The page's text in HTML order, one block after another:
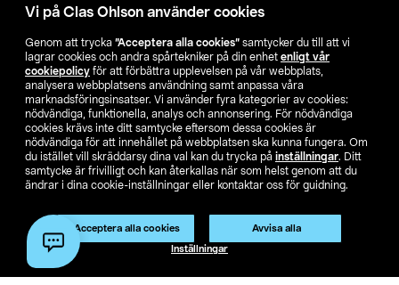
Vi på Clas Ohlson använder cookies
Genom att trycka ”Acceptera alla cookies” samtycker du till att vi
lagrar cookies och andra spårtekniker på din enhet enligt vår
cookiepolicy för att förbättra upplevelsen på vår webbplats,
analysera webbplatsens användning samt anpassa våra
marknadsföringsinsatser. Vi använder fyra kategorier av cookies:
nödvändiga, funktionella, analys och annonsering. För nödvändiga
cookies krävs inte ditt samtycke eftersom dessa cookies är
nödvändiga för att innehållet på webbplatsen ska kunna fungera. Om
du istället vill skräddarsy dina val kan du trycka på inställningar. Ditt
samtycke är frivilligt och kan återkallas när som helst genom att du
ändrar i dina cookie-inställningar eller kontaktar oss för guidning.
Acceptera alla cookies Avvisa alla
Inställningar
Hitta butik
SE NO FI
Köpvillkor Privacy statement Klubbvillkor
För företag
Ändra till priser exklusive moms